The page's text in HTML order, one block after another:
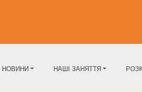
НОВИНИ НАШІ ЗАНЯТТЯ